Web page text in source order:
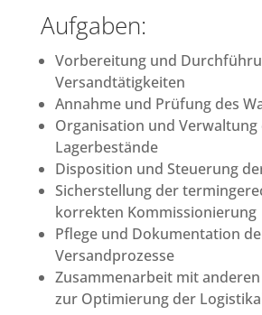
Aufgaben:
Vorbereitung und
Versandtätigkeiten
Annahme und Prüfung des
Organisation und Verwaltung
Lagerbestände
Disposition und Steuerung
Sicherstellung der
korrekten Kommissionierung
Pflege und Dokumentation
Versandprozesse
Zusammenarbeit mit
zur Optimierung der